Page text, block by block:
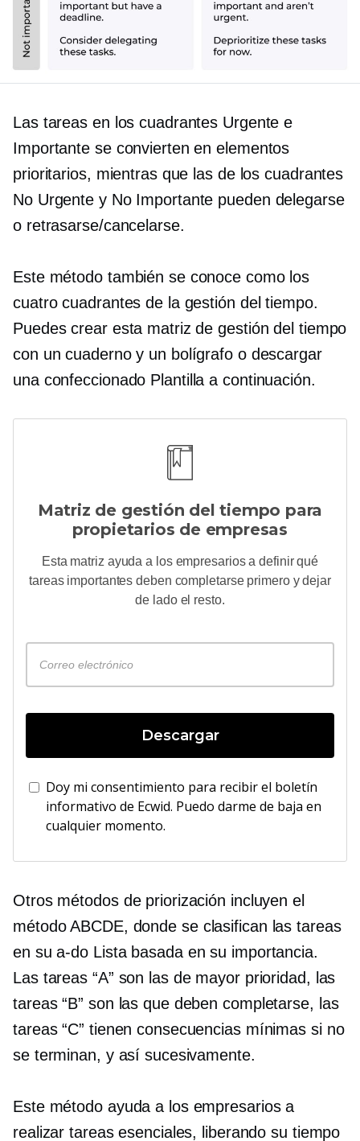
Las tareas en los cuadrantes Urgente e
Importante se convierten en elementos
prioritarios, mientras que las de los cuadrantes
No Urgente y No Importante pueden delegarse
o retrasarse/cancelarse.
Este método también se conoce como los
cuatro cuadrantes de la gestión del tiempo.
Puedes crear esta matriz de gestión del tiempo
con un cuaderno y un bolígrafo o descargar
una confeccionado Plantilla a continuación.
Matriz de gestión del tiempo para
propietarios de empresas
Esta matriz ayuda a los empresarios a definir qué
tareas importantes deben completarse primero y dejar
de lado el resto.
Descargar
Doy mi consentimiento para recibir el boletín
informativo de Ecwid. Puedo darme de baja en
cualquier momento.
Otros métodos de priorización incluyen el
método ABCDE, donde se clasifican las tareas
en sua-do Lista basada en su importancia.
Las tareas “A” son las de mayor prioridad, las
tareas “B” son las que deben completarse, las
tareas “C” tienen consecuencias mínimas si no
se terminan, y así sucesivamente.
Este método ayuda a los empresarios a
realizar tareas esenciales, liberando su tiempo